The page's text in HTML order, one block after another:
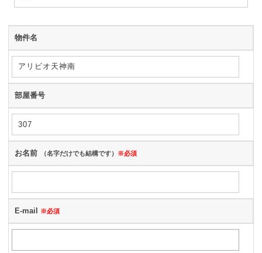
物件名
部屋番号
お名前 （名字だけでも結構です） ※必須
E-mail ※必須